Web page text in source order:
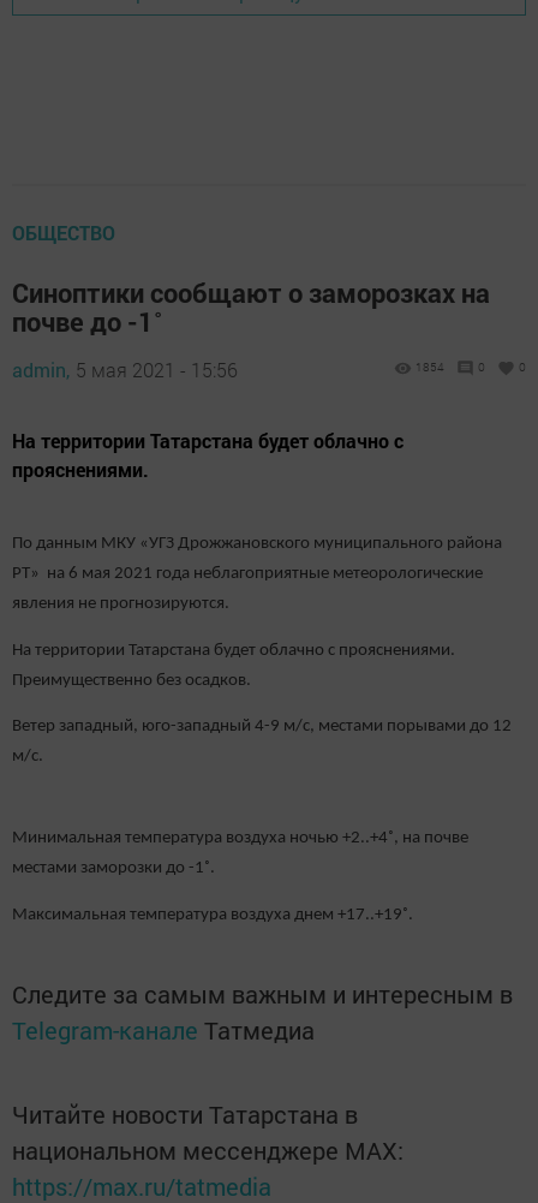
ОБЩЕСТВО
Синоптики сообщают о заморозках на
почве до -1˚
admin, 5 мая 2021 - 15:56 1854 0 0
На территории Татарстана будет облачно с
прояснениями.
По данным МКУ «УГЗ Дрожжановского муниципального района
РТ» на 6 мая 2021 года неблагоприятные метеорологические
явления не прогнозируются.
На территории Татарстана будет облачно с прояснениями.
Преимущественно без осадков.
Ветер западный, юго-западный 4-9 м/с, местами порывами до 12
м/с.
Минимальная температура воздуха ночью +2..+4˚, на почве
местами заморозки до -1˚.
Максимальная температура воздуха днем +17..+19˚.
Следите за самым важным и интересным в
Telegram-канале Татмедиа
Читайте новости Татарстана в
национальном мессенджере MАХ:
https://max.ru/tatmedia